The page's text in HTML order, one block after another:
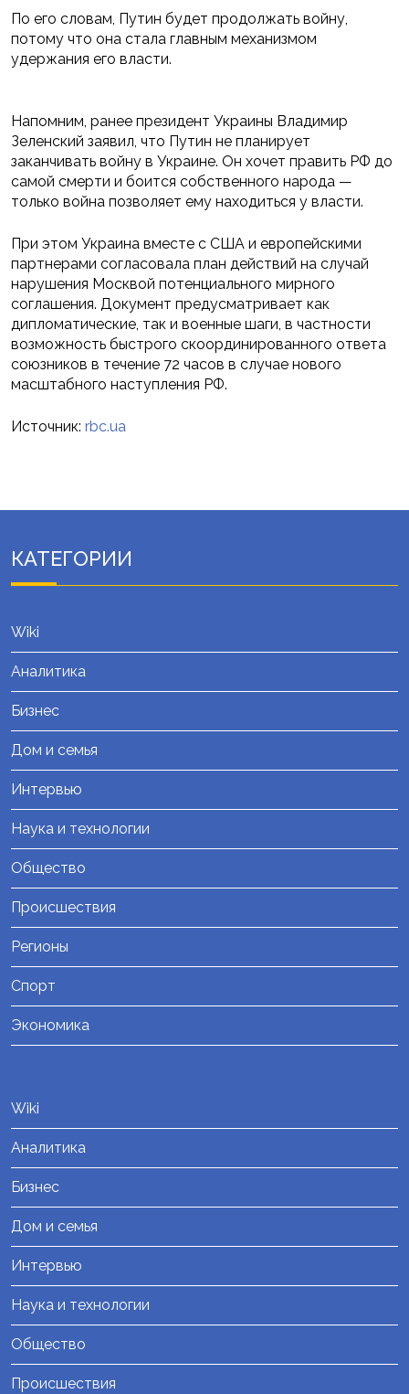
По его словам, Путин будет продолжать войну,
потому что она стала главным механизмом
удержания его власти.
Напомним, ранее президент Украины Владимир
Зеленский заявил, что Путин не планирует
заканчивать войну в Украине. Он хочет править РФ до
самой смерти и боится собственного народа —
только война позволяет ему находиться у власти.
При этом Украина вместе с США и европейскими
партнерами согласовала план действий на случай
нарушения Москвой потенциального мирного
соглашения. Документ предусматривает как
дипломатические, так и военные шаги, в частности
возможность быстрого скоординированного ответа
союзников в течение 72 часов в случае нового
масштабного наступления РФ.
Источник: rbc.ua
КАТЕГОРИИ
Wiki
Аналитика
Бизнес
Дом и семья
Интервью
Наука и технологии
Общество
Происшествия
Регионы
Спорт
Экономика
Wiki
Аналитика
Бизнес
Дом и семья
Интервью
Наука и технологии
Общество
Происшествия